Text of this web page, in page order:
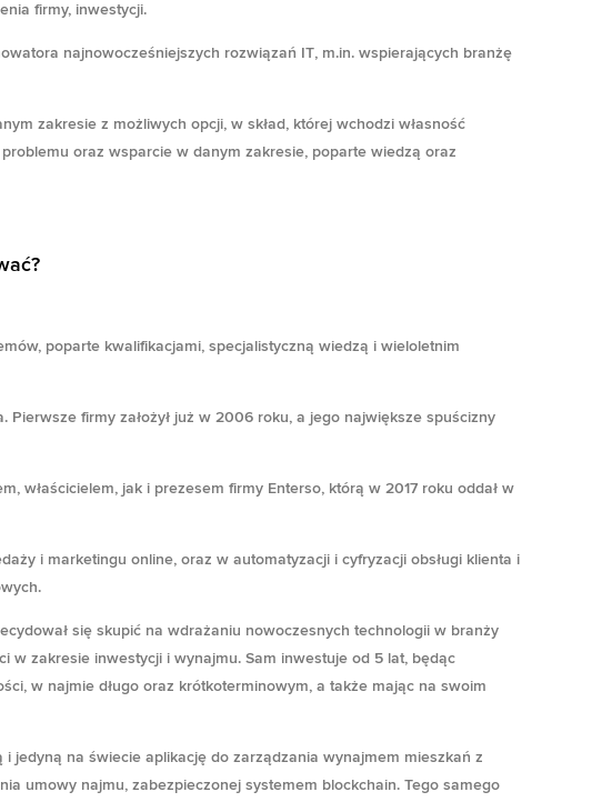
firmy, inwestycji.
najnowocześniejszych rozwiązań IT, m.in. wspierających branżę
zakresie z możliwych opcji, w skład, której wchodzi własność
oraz wsparcie w danym zakresie, poparte wiedzą oraz
poparte kwalifikacjami, specjalistyczną wiedzą i wieloletnim
. Pierwsze firmy założył już w 2006 roku, a jego największe spuścizny
właścicielem, jak i prezesem firmy Enterso, którą w 2017 roku oddał w
i marketingu online, oraz w automatyzacji i cyfryzacji obsługi klienta i
się skupić na wdrażaniu nowoczesnych technologii w branży
w zakresie inwestycji i wynajmu. Sam inwestuje od 5 lat, będąc
w najmie długo oraz krótkoterminowym, a także mając na swoim
i jedyną na świecie aplikację do zarządzania wynajmem mieszkań z
umowy najmu, zabezpieczonej systemem blockchain. Tego samego